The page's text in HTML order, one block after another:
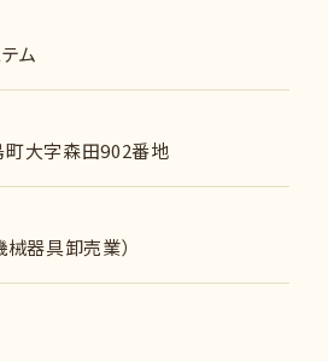
ム
大字森田902番地
械器具卸売業）